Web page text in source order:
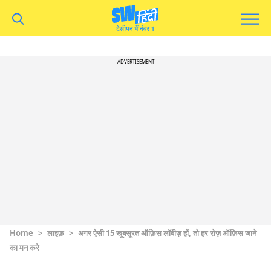
ADVERTISEMENT
Home > लाइफ़ > अगर ऐसी 15 खूबसूरत ऑफ़िस लॉबीज़ हों, तो हर रोज़ ऑफ़िस जाने
का मन करे